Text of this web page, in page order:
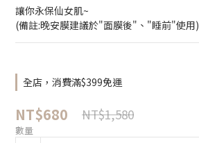
讓你永保仙女肌~
(備註:晚安膜建議於"面膜後"、"睡前"使用)
全店，消費滿$399免運
NT$680 NT$1,580
數量